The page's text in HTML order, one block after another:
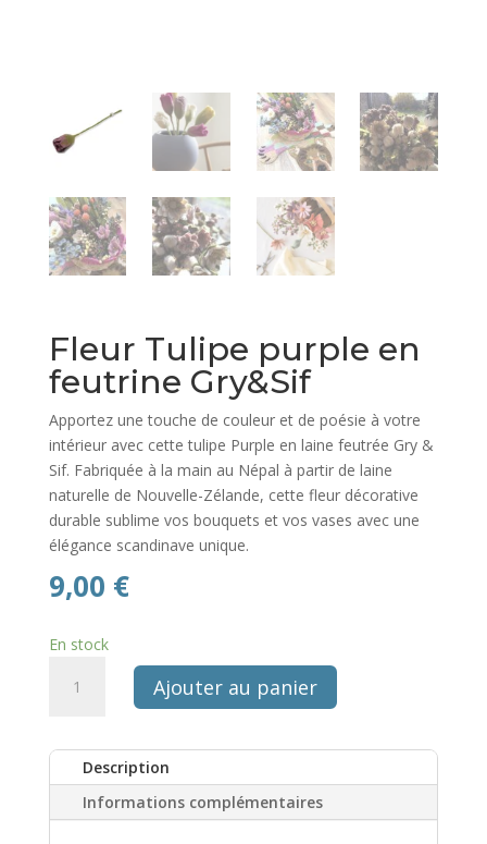
Fleur Tulipe purple en
feutrine Gry&Sif
Apportez une touche de couleur et de poésie à votre
intérieur avec cette tulipe Purple en laine feutrée Gry &
Sif. Fabriquée à la main au Népal à partir de laine
naturelle de Nouvelle-Zélande, cette fleur décorative
durable sublime vos bouquets et vos vases avec une
élégance scandinave unique.
9,00 €
En stock
purple
feutrine
Ajouter au panier
Description
Informations complémentaires